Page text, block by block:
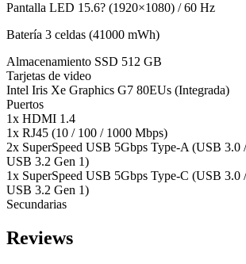
Pantalla LED 15.6? (1920×1080) / 60 Hz
Batería 3 celdas (41000 mWh)
Almacenamiento SSD 512 GB
Tarjetas de video
Intel Iris Xe Graphics G7 80EUs (Integrada)
Puertos
1x HDMI 1.4
1x RJ45 (10 / 100 / 1000 Mbps)
2x SuperSpeed USB 5Gbps Type-A (USB 3.0
USB 3.2 Gen 1)
1x SuperSpeed USB 5Gbps Type-C (USB 3.0
USB 3.2 Gen 1)
Secundarias
Reviews